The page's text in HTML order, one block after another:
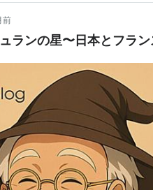
前
ランの星〜日本とフラ